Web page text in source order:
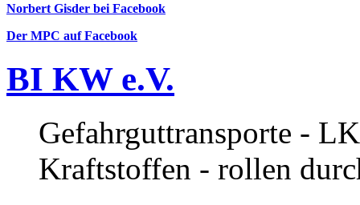
Norbert Gisder bei Facebook
Der MPC auf Facebook
BI KW e.V.
Gefahrguttransporte -
Kraftstoffen - rollen